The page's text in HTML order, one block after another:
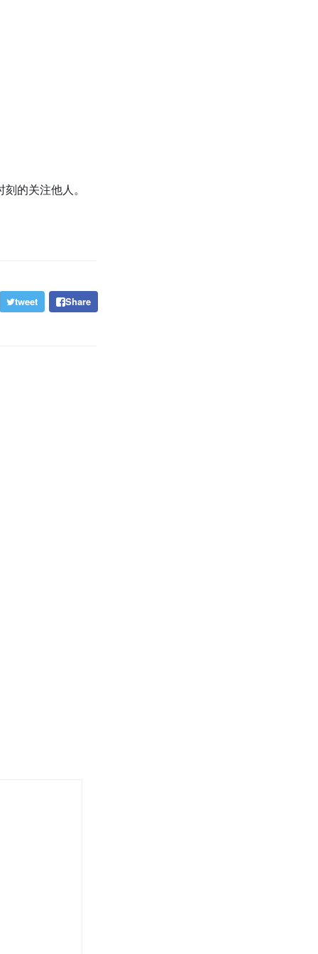
的关注他人。
tweet Share